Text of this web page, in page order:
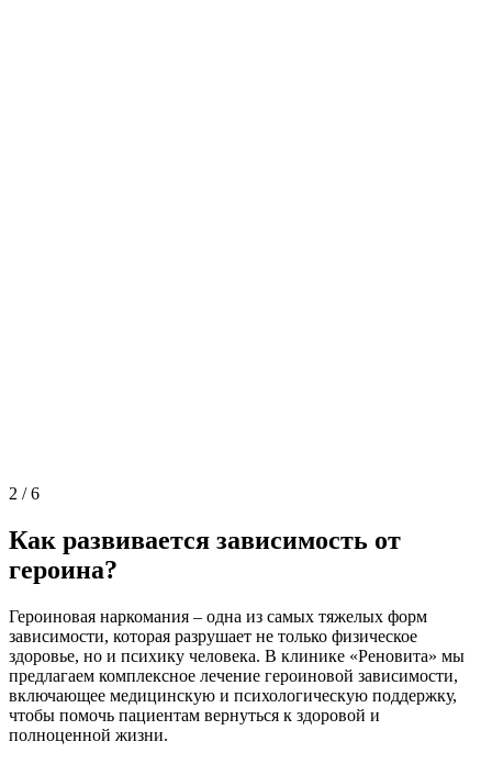
2 /6
Как развивается зависимость от
героина?
Героиновая наркомания – одна из самых тяжелых форм
зависимости, которая разрушает не только физическое
здоровье, но и психику человека. В клинике «Реновита» мы
предлагаем комплексное лечение героиновой зависимости,
включающее медицинскую и психологическую поддержку,
чтобы помочь пациентам вернуться к здоровой и
полноценной жизни.